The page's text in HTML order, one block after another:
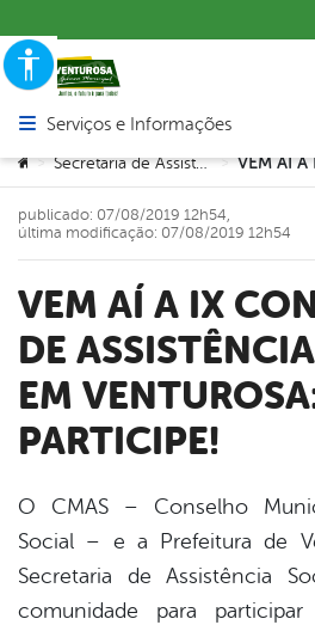
Abrir menu principal de navegação
Serviços e Informações
Você está aqui:
> Secretaria de Assistência Social >
VEM AÍ A IX CONFERÊNCIA
DE
EM
PARTICIPE!
publicado: 07/08/2019 12h54,
última modificação: 07/08/2019 12h54
O CMAS – Conselho
Social – e a Prefeitura de
Secretaria de Assistência
comunidade para